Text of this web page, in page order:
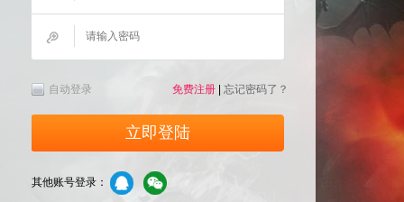
自动登录 免费注册 忘记密码了？
立即登陆
其他账号登录：